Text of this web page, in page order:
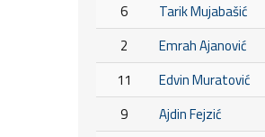
6
Tarik Mujabašić
2
Emrah Ajanović
11
Edvin Muratović
9
Ajdin Fejzić